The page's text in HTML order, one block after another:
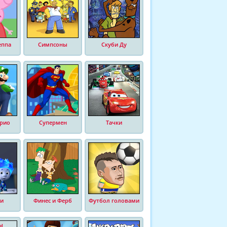
Симпсоны Скуби Ду
Супермен Тачки
Финес и Ферб Футбол головами